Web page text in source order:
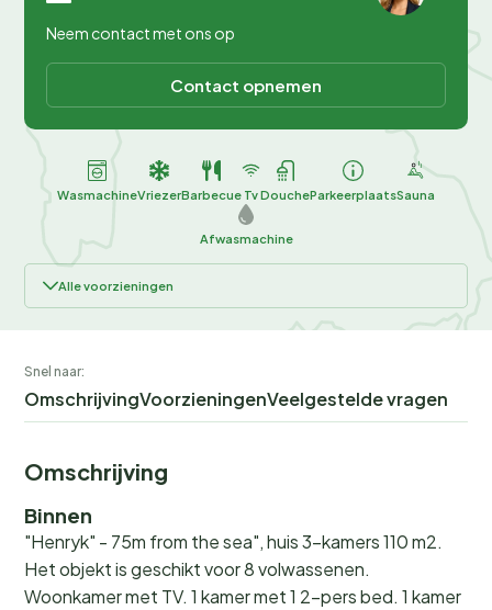
Neem contact met ons op
Contact opnemen
WasmachineVriezerBarbecue TvDoucheParkeerplaatsSauna
Afwasmachine
Alle voorzieningen
Snel naar:
OmschrijvingVoorzieningenVeelgestelde vragen
Omschrijving
Binnen
"Henryk" - 75m from the sea", huis 3-kamers 110 m2.
Het objekt is geschikt voor 8 volwassenen.
Woonkamer met TV. 1 kamer met 1 2-pers bed. 1 kamer